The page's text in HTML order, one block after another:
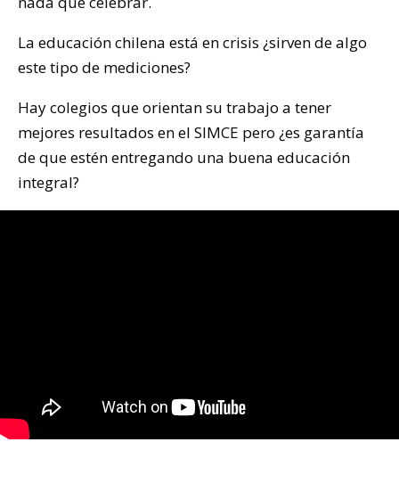
La educación chilena está en crisis ¿sirven de algo
este tipo de mediciones?
Hay colegios que orientan su trabajo a tener
mejores resultados en el SIMCE pero ¿es garantía
de que estén entregando una buena educación
integral?